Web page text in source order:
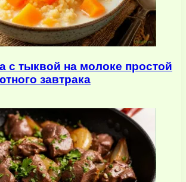
с тыквой на молоке простой
завтрака